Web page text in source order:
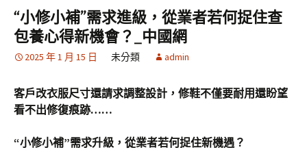
鍵
字:
“小修小補”需求進級，從業者若何捉住查
包養心得新機會？_中國網
2025 年 1 月 15 日 未分類 admin
客戶改衣服尺寸還請求調整設計，修鞋不僅要耐用還盼望
看不出修復痕跡……
“小修小補”需求升級，從業者若何捉住新機遇？